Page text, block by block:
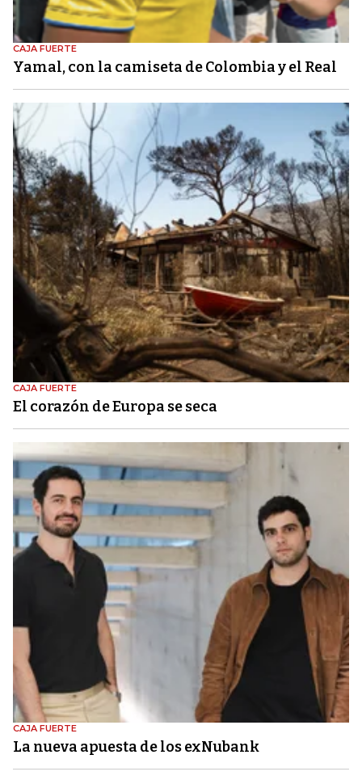
CAJA FUERTE
Yamal, con la camiseta de Colombia y el Real
CAJA FUERTE
El corazón de Europa se seca
CAJA FUERTE
La nueva apuesta de los exNubank